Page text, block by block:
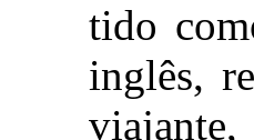
tido
inglês,
viajante,